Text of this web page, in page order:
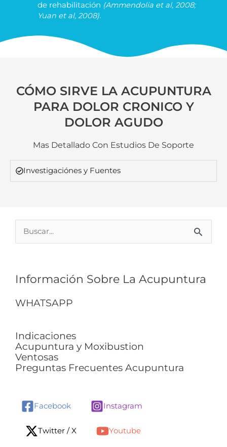
de rehabilitación (Ammendolia et al, 2008;
Yuan et al, 2008).
CÓMO SIRVE LA ACUPUNTURA
PARA DOLOR CRONICO Y
DOLOR AGUDO
Mas Detallado Con Estudios De Soporte
Investigaciónes y Fuentes
Buscar
Información Sobre La Acupuntura
WHATSAPP
Indicaciones
Acupuntura y Moxibustion
Ventosas
Preguntas Frecuentes Acupuntura
Facebook Instagram
Twitter / X Youtube